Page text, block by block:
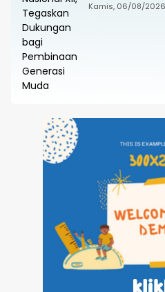
Nasional XII,
Kamis, 06/08/2026